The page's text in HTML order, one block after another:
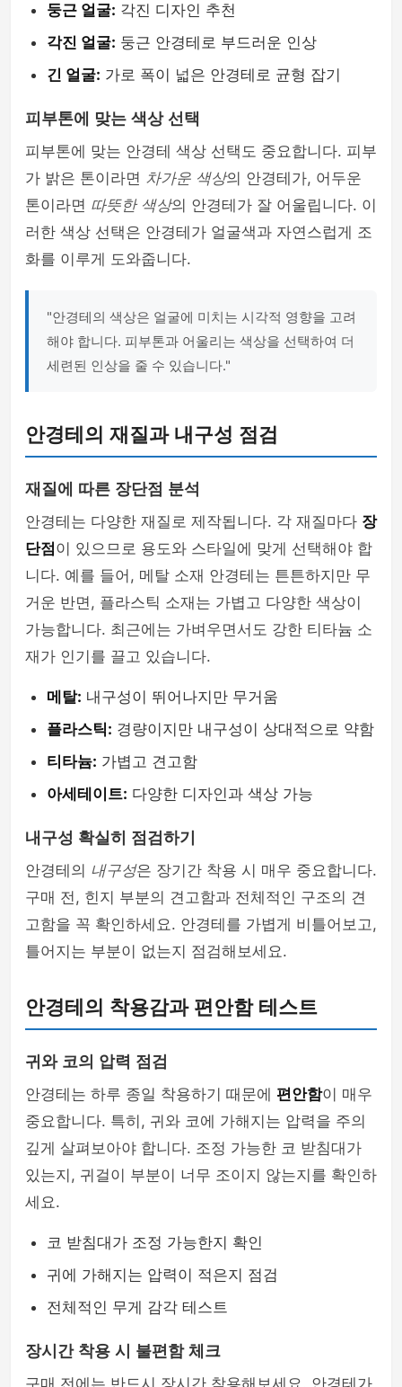
둥근 얼굴: 각진 디자인 추천
각진 얼굴: 둥근 안경테로 부드러운 인상
긴 얼굴: 가로 폭이 넓은 안경테로 균형 잡기
피부톤에 맞는 색상 선택
피부톤에 맞는 안경테 색상 선택도 중요합니다. 피부
가 밝은 톤이라면 차가운 색상의 안경테가, 어두운
톤이라면 따뜻한 색상의 안경테가 잘 어울립니다. 이
러한 색상 선택은 안경테가 얼굴색과 자연스럽게 조
화를 이루게 도와줍니다.
"안경테의 색상은 얼굴에 미치는 시각적 영향을 고려
해야 합니다. 피부톤과 어울리는 색상을 선택하여 더
세련된 인상을 줄 수 있습니다."
안경테의 재질과 내구성 점검
재질에 따른 장단점 분석
안경테는 다양한 재질로 제작됩니다. 각 재질마다 장
단점이 있으므로 용도와 스타일에 맞게 선택해야 합
니다. 예를 들어, 메탈 소재 안경테는 튼튼하지만 무
거운 반면, 플라스틱 소재는 가볍고 다양한 색상이
가능합니다. 최근에는 가벼우면서도 강한 티타늄 소
재가 인기를 끌고 있습니다.
메탈: 내구성이 뛰어나지만 무거움
플라스틱: 경량이지만 내구성이 상대적으로 약함
티타늄: 가볍고 견고함
아세테이트: 다양한 디자인과 색상 가능
내구성 확실히 점검하기
안경테의 내구성은 장기간 착용 시 매우 중요합니다.
구매 전, 힌지 부분의 견고함과 전체적인 구조의 견
고함을 꼭 확인하세요. 안경테를 가볍게 비틀어보고,
틀어지는 부분이 없는지 점검해보세요.
안경테의 착용감과 편안함 테스트
귀와 코의 압력 점검
안경테는 하루 종일 착용하기 때문에 편안함이 매우
중요합니다. 특히, 귀와 코에 가해지는 압력을 주의
깊게 살펴보아야 합니다. 조정 가능한 코 받침대가
있는지, 귀걸이 부분이 너무 조이지 않는지를 확인하
세요.
코 받침대가 조정 가능한지 확인
귀에 가해지는 압력이 적은지 점검
전체적인 무게 감각 테스트
장시간 착용 시 불편함 체크
구매 전에는 반드시 장시간 착용해보세요. 안경테가